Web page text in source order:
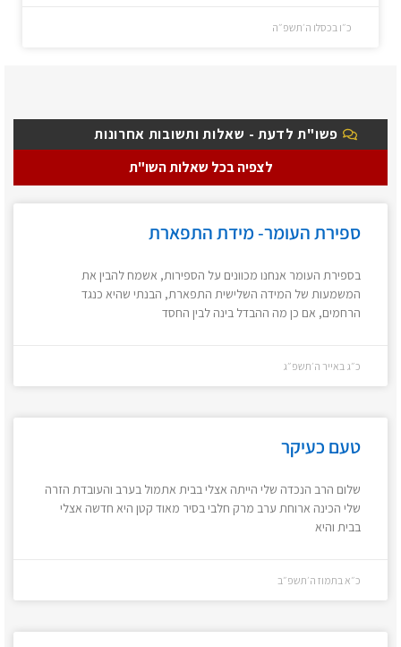
כ״ו בכסלו ה׳תשפ״ה
פשו"ת לדעת - שאלות ותשובות אחרונות
לצפיה בכל שאלות השו"ת
ספירת העומר- מידת התפארת
בספירת העומר אנחנו מכוונים על הספירות, אשמח להבין את
המשמעות של המידה השלישית התפארת, הבנתי שהיא כנגד
הרחמים, אם כן מה ההבדל בינה לבין החסד
כ״ג באייר ה׳תשפ״ג
טעם כעיקר
שלום הרב הנכדה שלי הייתה אצלי בבית אתמול בערב והעובדת הזרה
שלי הכינה ארוחת ערב מרק חלבי בסיר מאוד קטן היא חדשה אצלי
בבית והיא
כ״א בתמוז ה׳תשפ״ב